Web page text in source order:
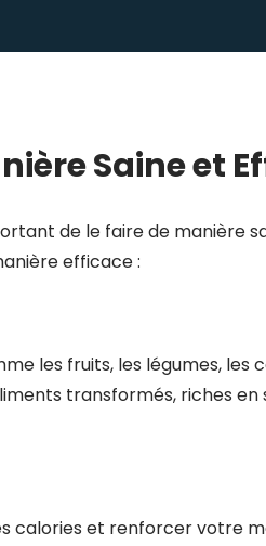
Saine et
de le faire de manière
efficace :
les fruits, les légumes, les
transformés, riches en
calories et renforcer votre